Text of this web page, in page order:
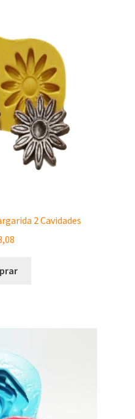
2 Cavidades